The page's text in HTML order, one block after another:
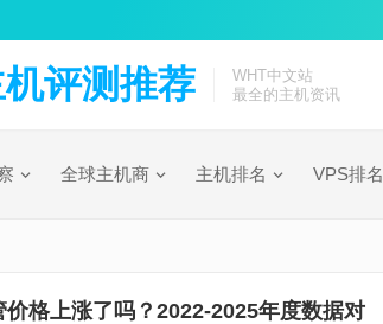
评测推荐
WHT中文站
最全的主机资讯
全球主机商 主机排名 VPS排名
价格上涨了吗？2022-2025年度数据对